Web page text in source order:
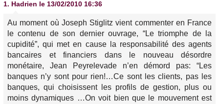
1. Hadrien le 13/02/2010 16:36
Au moment où Joseph Stiglitz vient commenter en France
le contenu de son dernier ouvrage, “Le triomphe de la
cupidité”, qui met en cause la responsabilité des agents
bancaires et financiers dans le nouveau désordre
monétaire, Jean Peyrelevade n’en démord pas: “Les
banques n’y sont pour rien!…Ce sont les clients, pas les
banques, qui choisissent les profils de gestion, plus ou
moins dynamiques …On voit bien que le mouvement est